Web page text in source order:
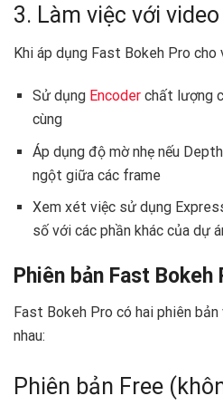
3. Làm việc với video
Khi áp dụng Fast Bokeh Pro cho
Sử dụng Encoderchất lượng
cùng
Áp dụng độ mờ nhẹ nếu
ngột giữa các frame
Xem xét việc sử dụng
số với các phần khác của dự
Phiên bản Fast
Fast Bokeh Pro có hai phiên
nhau:
Phiên bản Free